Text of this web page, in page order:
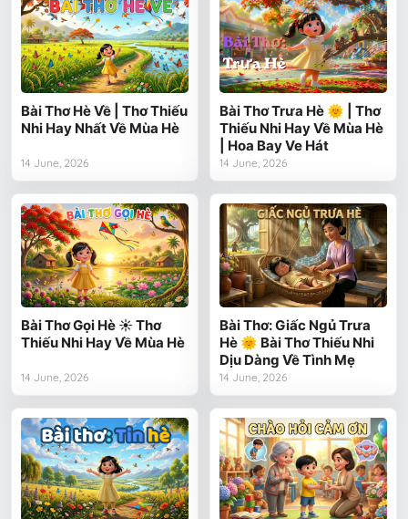
Bài Thơ Hè Về | Thơ Thiếu
Nhi Hay Nhất Về Mùa Hè
14 June, 2026
Bài Thơ Trưa Hè 🌞 | Thơ
Thiếu Nhi Hay Về Mùa Hè
| Hoa Bay Ve Hát
14 June, 2026
Bài Thơ Gọi Hè ☀️ Thơ
Thiếu Nhi Hay Về Mùa Hè
14 June, 2026
Bài Thơ: Giấc Ngủ Trưa
Hè 🌞 Bài Thơ Thiếu Nhi
Dịu Dàng Về Tình Mẹ
14 June, 2026